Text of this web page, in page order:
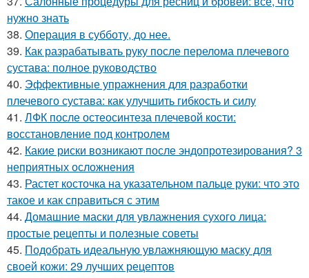
нужно знать
38. Операция в субботу, до нее.
39. Как разрабатывать руку после перелома плечевого
сустава: полное руководство
40. Эффективные упражнения для разработки
плечевого сустава: как улучшить гибкость и силу
41. ЛФК после остеосинтеза плечевой кости:
восстановление под контролем
42. Какие риски возникают после эндопротезирования? 3
неприятных осложнения
43. Растет косточка на указательном пальце руки: что это
такое и как справиться с этим
44. Домашние маски для увлажнения сухого лица:
простые рецепты и полезные советы
45. Подобрать идеальную увлажняющую маску для
своей кожи: 29 лучших рецептов